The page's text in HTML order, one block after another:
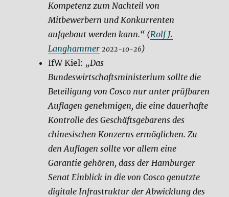
Kompetenz zum Nachteil von
Mitbewerbern und Konkurrenten
aufgebaut werden kann.“ (Rolf J.
Langhammer 2022-10-26)
IfW Kiel: „Das
Bundeswirtschaftsministerium sollte die
Beteiligung von Cosco nur unter prüfbaren
Auflagen genehmigen, die eine dauerhafte
Kontrolle des Geschäftsgebarens des
chinesischen Konzerns ermöglichen. Zu
den Auflagen sollte vor allem eine
Garantie gehören, dass der Hamburger
Senat Einblick in die von Cosco genutzte
digitale Infrastruktur der Abwicklung des